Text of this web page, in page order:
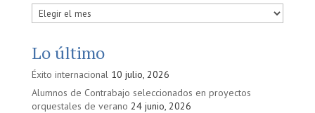
Publicadas
en
Lo último
Éxito internacional 10 julio, 2026
Alumnos de Contrabajo seleccionados en proyectos
orquestales de verano 24 junio, 2026